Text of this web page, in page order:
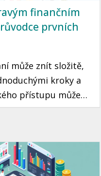
finančním
prvních
může znít složitě,
kroky a
přístupu může
ke klidné a
vás průvodce, který
se zdravým